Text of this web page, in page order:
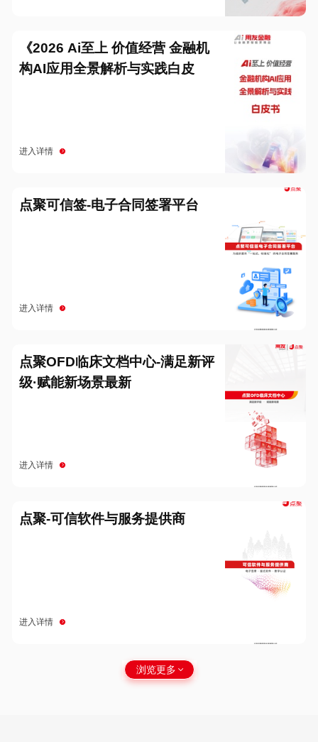
《2026 Ai至上 价值经营 金融机
构AI应用全景解析与实践白皮
进入详情
点聚可信签-电子合同签署平台
进入详情
点聚OFD临床文档中心-满足新评
级·赋能新场景最新
进入详情
点聚-可信软件与服务提供商
进入详情
浏览更多